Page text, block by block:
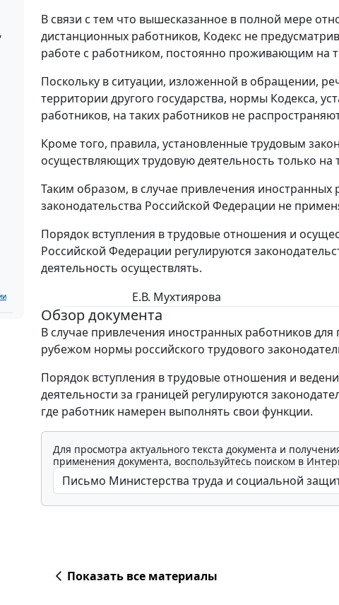
В связи с тем что вышесказанное в полной мере
дистанционных работников, Кодекс не
работе с работником, постоянно проживающим на
Поскольку в ситуации, изложенной в обращении,
территории другого государства, нормы Кодекса,
работников, на таких работников не
Кроме того, правила, установленные трудовым
осуществляющих трудовую деятельность только
Таким образом, в случае привлечения
законодательства Российской Федерации не
Порядок вступления в трудовые отношения и
Российской Федерации регулируются
деятельность осуществлять.
Е.В. Мухтиярова
Обзор документа
В случае привлечения иностранных работников
рубежом нормы российского трудового
Порядок вступления в трудовые отношения и
деятельности за границей регулируются
где работник намерен выполнять свои функции.
Для просмотра актуального текста документа и
применения документа, воспользуйтесь поиском в
Показать все материалы